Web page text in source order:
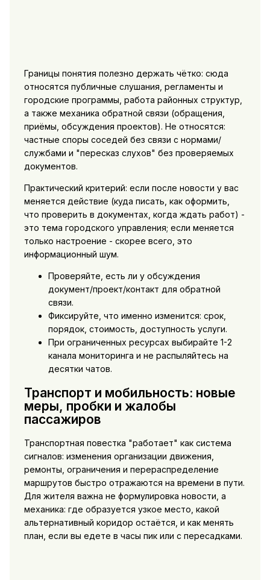
Границы понятия полезно держать чётко: сюда
относятся публичные слушания, регламенты и
городские программы, работа районных структур,
а также механика обратной связи (обращения,
приёмы, обсуждения проектов). Не относятся:
частные споры соседей без связи с нормами/
службами и "пересказ слухов" без проверяемых
документов.
Практический критерий: если после новости у вас
меняется действие (куда писать, как оформить,
что проверить в документах, когда ждать работ) -
это тема городского управления; если меняется
только настроение - скорее всего, это
информационный шум.
Проверяйте, есть ли у обсуждения
документ/проект/контакт для обратной
связи.
Фиксируйте, что именно изменится: срок,
порядок, стоимость, доступность услуги.
При ограниченных ресурсах выбирайте 1-2
канала мониторинга и не распыляйтесь на
десятки чатов.
Транспорт и мобильность: новые
меры, пробки и жалобы
пассажиров
Транспортная повестка "работает" как система
сигналов: изменения организации движения,
ремонты, ограничения и перераспределение
маршрутов быстро отражаются на времени в пути.
Для жителя важна не формулировка новости, а
механика: где образуется узкое место, какой
альтернативный коридор остаётся, и как менять
план, если вы едете в часы пик или с пересадками.